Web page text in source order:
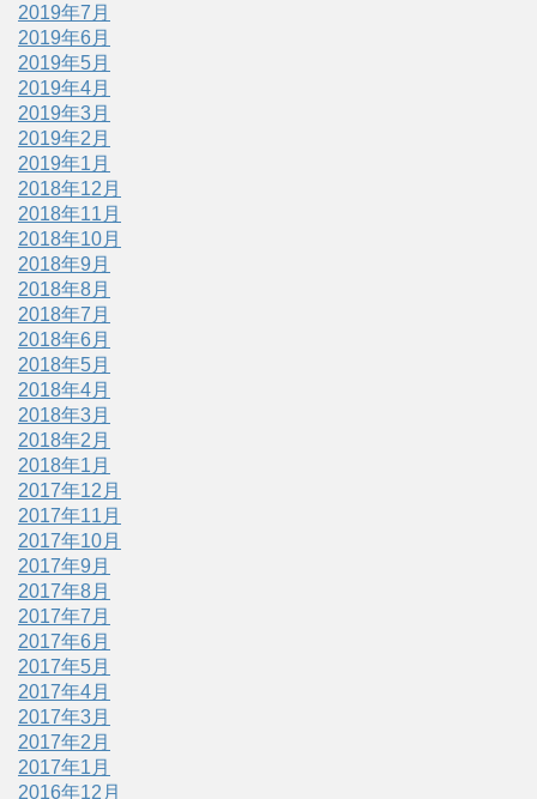
2019年7月
2019年6月
2019年5月
2019年4月
2019年3月
2019年2月
2019年1月
2018年12月
2018年11月
2018年10月
2018年9月
2018年8月
2018年7月
2018年6月
2018年5月
2018年4月
2018年3月
2018年2月
2018年1月
2017年12月
2017年11月
2017年10月
2017年9月
2017年8月
2017年7月
2017年6月
2017年5月
2017年4月
2017年3月
2017年2月
2017年1月
2016年12月